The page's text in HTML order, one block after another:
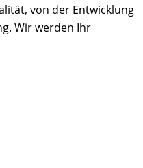
von der Entwicklung
Wir werden Ihr